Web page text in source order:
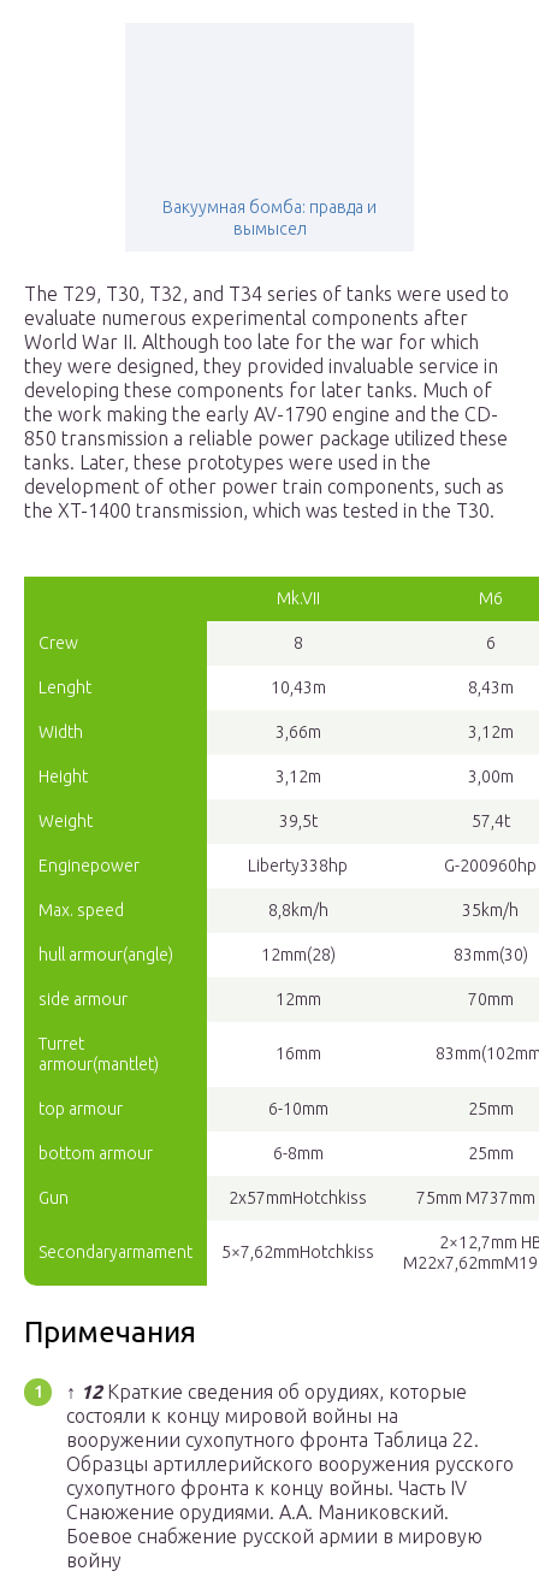
Вакуумная бомба: правда и
вымысел
The T29, T30, T32, and T34 series of tanks were used to
evaluate numerous experimental components after
World War II. Although too late for the war for which
they were designed, they provided invaluable service in
developing these components for later tanks. Much of
the work making the early AV-1790 engine and the CD-
850 transmission a reliable power package utilized these
tanks. Later, these prototypes were used in the
development of other power train components, such as
the XT-1400 transmission, which was tested in the T30.
Mk.VII M6
Crew 8 6
Lenght 10,43m 8,43m
Width 3,66m 3,12m
Height 3,12m 3,00m
Weight 39,5t 57,4t
Enginepower Liberty338hp G-200960hp
Max. speed 8,8km/h 35km/h
hull armour(angle) 12mm(28) 83mm(30)
side armour 12mm 70mm
Turret
armour(mantlet)
16mm
top armour 6-10mm 25mm
bottom armour 6-8mm 25mm
Gun 2x57mmHotchkiss 75mm M737mm
Secondaryarmament 5×7,62mmHotchkiss
2×12,7mm
Примечания
↑ 12Краткие сведения об орудиях, которые
состояли к концу мировой войны на
вооружении сухопутного фронта Таблица 22.
Образцы артиллерийского вооружения русского
сухопутного фронта к концу войны. Часть IV
Снаюжение орудиями. А.А. Маниковский.
Боевое снабжение русской армии в мировую
войну